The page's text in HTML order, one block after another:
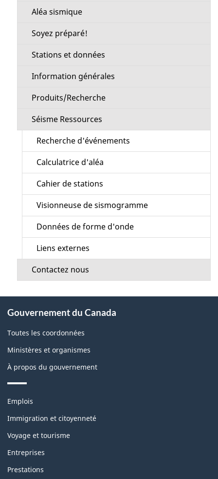
Aléa sismique
Soyez préparé!
Stations et données
Information générales
Produits/Recherche
Séisme Ressources
Recherche d'événements
Calculatrice d'aléa
Cahier de stations
Visionneuse de sismogramme
Données de forme d'onde
Liens externes
Contactez nous
propos
de
ce
Gouvernement du Canada
Toutes les coordonnées
Ministères et organismes
À propos du gouvernement
Thèmes
sujets
Emplois
Immigration et citoyenneté
Voyage et tourisme
Entreprises
Prestations